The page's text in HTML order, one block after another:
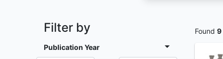
Filter by
Publication Year
Found 9